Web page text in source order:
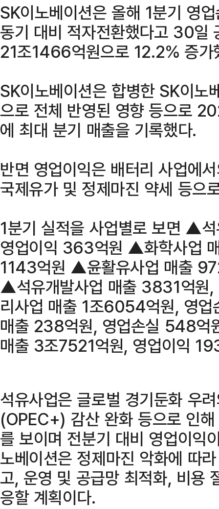
SK이노베이션은 올해 1분기 영
동기 대비 적자전환했다고 30일
21조1466억원으로 12.2% 증가
SK이노베이션은 합병한 SK이노
으로 전체 반영된 영향 등으로
에 최대 분기 매출을 기록했다.
반면 영업이익은 배터리 사업에
국제유가 및 정제마진 약세 등으
1분기 실적을 사업별로 보면 ▲
영업이익 363억원 ▲화학사업
1143억원 ▲윤활유사업 매출
▲석유개발사업 매출 3831억
리사업 매출 1조6054억원, 영
매출 238억원, 영업손실 548억
매출 3조7521억원, 영업이익
석유사업은 글로벌 경기둔화 우
(OPEC+) 감산 완화 등으로 인
를 보이며 전분기 대비 영업이
노베이션은 정제마진 악화에 따
고, 운영 및 공급망 최적화, 비용
응할 계획이다.